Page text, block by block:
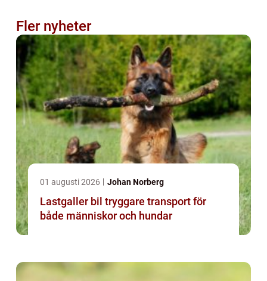
Fler nyheter
01 augusti 2026 Johan Norberg
Lastgaller bil tryggare transport för
både människor och hundar